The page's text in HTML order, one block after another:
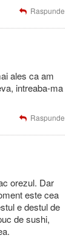
Raspunde
ales ca am
intreaba-ma
Raspunde
orezul. Dar
este cea
e destul de
de sushi,